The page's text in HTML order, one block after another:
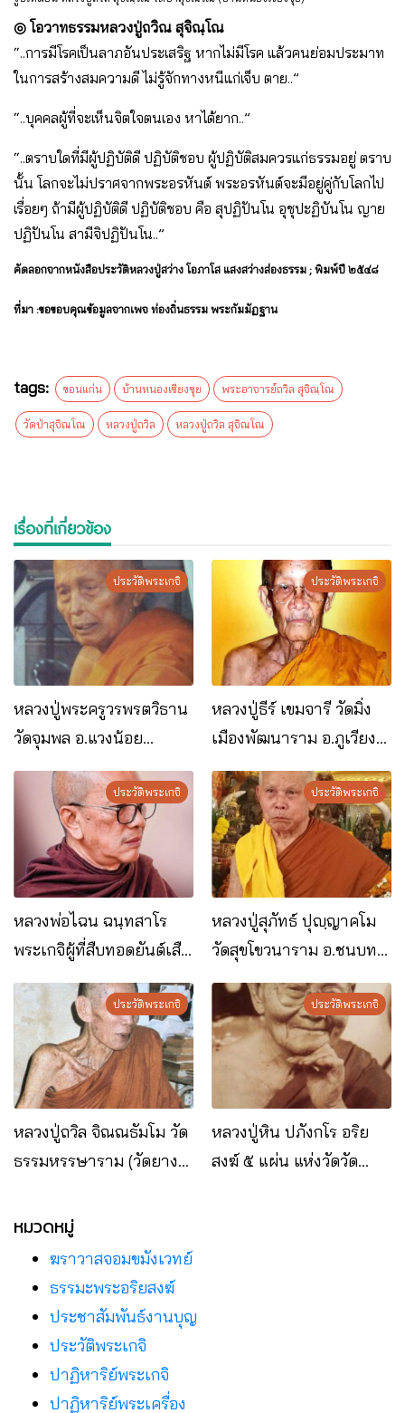
◎ โอวาทธรรมหลวงปู่ถวิณ สุจิณฺโณ
“..การมีโรคเป็นลาภอันประเสริฐ หากไม่มีโรค แล้วคนย่อมประมาท
ในการสร้างสมความดี ไม่รู้จักทางหนีแก่เจ็บ ตาย..”
“..บุคคลผู้ที่จะเห็นจิตใจตนเอง หาได้ยาก..”
“..ตราบใดที่มีผู้ปฏิบัติดี ปฏิบัติชอบ ผู้ปฏิบัติสมควรแก่ธรรมอยู่ ตราบ
นั้น โลกจะไม่ปราศจากพระอรหันต์ พระอรหันต์จะมีอยู่คู่กับโลกไป
เรื่อยๆ ถ้ามีผู้ปฏิบัติดี ปฏิบัติชอบ คือ สุปฏิปันโน อุชุปะฏิบันโน ญาย
ปฏิปันโน สามีจิปฏิปันโน..”
คัดลอกจากหนังสือประวัติหลวงปู่สว่าง โอภาโส แสงสว่างส่องธรรม ; พิมพ์ปี ๒๕๔๘
ที่มา :ขอขอบคุณข้อมูลจากเพจ ท่องถิ่นธรรม พระกัมมัฏฐาน
tags: ขอนแก่น บ้านหนองเซียงซุย พระอาจารย์ถวิล สุจิณฺโณ
วัดป่าสุจิณโณ หลวงปู่ถวิล หลวงปู่ถวิล สุจิณโณ
เรื่องที่เกี่ยวข้อง
ประวัติพระเกจิ
หลวงปู่พระครูวรพรตวิธาน
วัดจุมพล อ.แวงน้อย
จ.ขอนแก่น
ประวัติพระเกจิ
หลวงปู่ธีร์ เขมจารี วัดมิ่ง
เมืองพัฒนาราม อ.ภูเวียง
จ.ขอนแก่น
ประวัติพระเกจิ
หลวงพ่อไฉน ฉนฺทสาโร
พระเกจิผู้ที่สืบทอดยันต์เสือ
หัวขาดอันโด่งดัง
ประวัติพระเกจิ
หลวงปู่สุภัทธ์ ปุญฺญาคโม​
วัดสุขโขวนาราม อ.ชนบท
จ.ขอนแก่น
ประวัติพระเกจิ
หลวงปู่ถวิล จิณณธัมโม วัด
ธรรมหรรษาราม (วัดยาง
ประวัติพระเกจิ
หลวงปู่หิน ปภังกโร อริย
สงฆ์ ๕ แผ่น แห่งวัดวัด
หมวดหมู่
ฆราวาสจอมขมังเวทย์
ธรรมะพระอริยสงฆ์
ประชาสัมพันธ์งานบุญ
ประวัติพระเกจิ
ปาฏิหาริย์พระเกจิ
ปาฏิหาริย์พระเครื่อง